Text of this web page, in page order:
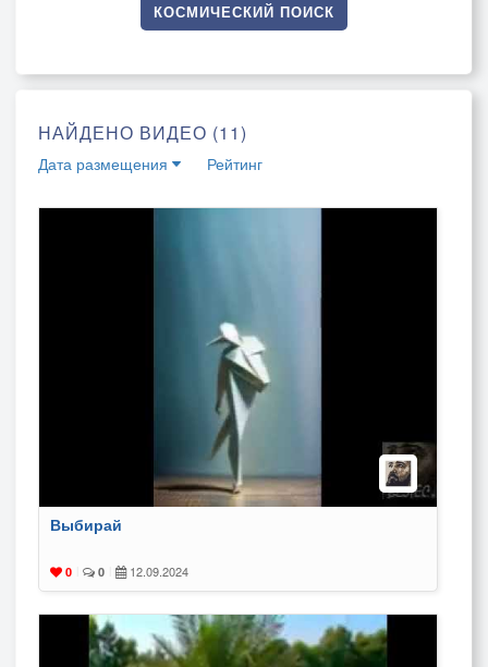
КОСМИЧЕСКИЙ ПОИСК
НАЙДЕНО ВИДЕО (11)
Дата размещения Рейтинг
Выбирай
0 0 12.09.2024